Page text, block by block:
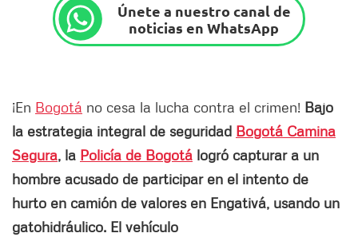
Únete a nuestro canal de
noticias en WhatsApp
¡En Bogotá no cesa la lucha contra el crimen! Bajo
la estrategia integral de seguridad Bogotá Camina
Segura, la Policía de Bogotá logró capturar a un
hombre acusado de participar en el intento de
hurto en camión de valores en Engativá, usando un
gatohidráulico. El vehículo